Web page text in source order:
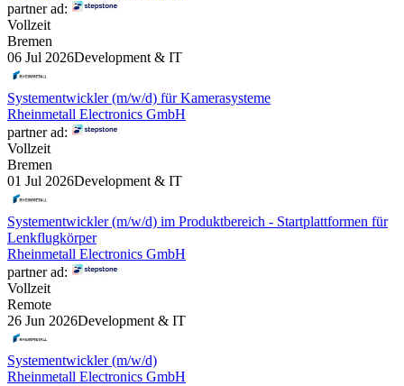
partner ad:
Vollzeit
Bremen
06 Jul 2026Development & IT
Systementwickler (m/w/d) für Kamerasysteme
Rheinmetall Electronics GmbH
partner ad:
Vollzeit
Bremen
01 Jul 2026Development & IT
Systementwickler (m/w/d) im Produktbereich - Startplattformen für
Lenkflugkörper
Rheinmetall Electronics GmbH
partner ad:
Vollzeit
Remote
26 Jun 2026Development & IT
Systementwickler (m/w/d)
Rheinmetall Electronics GmbH